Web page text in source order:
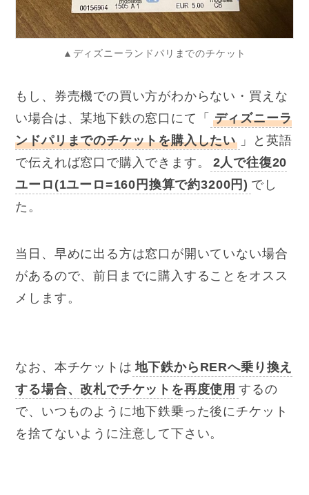
▲ディズニーランドパリまでのチケット
もし、券売機での買い方がわからない・買えな
い場合は、某地下鉄の窓口にて「
ディズニーラ
ンドパリまでのチケットを購入したい 」と英語
で伝えれば窓口で購入できます。
2人で往復20
ユーロ(1ユーロ=160円換算で約3200円) でし
た。
当日、早めに出る方は窓口が開いていない場合
があるので、前日までに購入することをオスス
メします。
なお、本チケットは 地下鉄からRERへ乗り換え
する場合、改札でチケットを再度使用 するの
で、いつものように地下鉄乗った後にチケット
を捨てないように注意して下さい。